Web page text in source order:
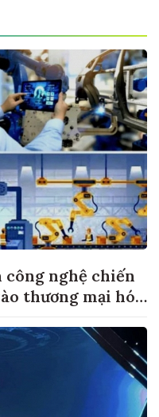
nghệ chiến
thương mại hóa